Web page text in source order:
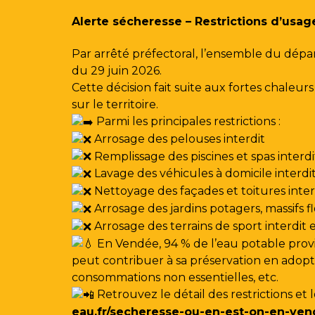
Alerte sécheresse – Restrictions
Par arrêté préfectoral, l’ensemble du
du 29 juin 2026.
Cette décision fait suite aux fortes
sur le territoire.
Parmi les principales restrictions :
Arrosage des pelouses interdit
Remplissage des piscines et spas
Lavage des véhicules à domicile interdit
Nettoyage des façades et toitures
Arrosage des jardins potagers,
Arrosage des terrains de sport interdit
En Vendée, 94 % de l’eau potable
peut contribuer à sa préservation en
consommations non essentielles, etc.
Retrouvez le détail des restrictions et
eau.fr/secheresse-ou-en-est-on-en-